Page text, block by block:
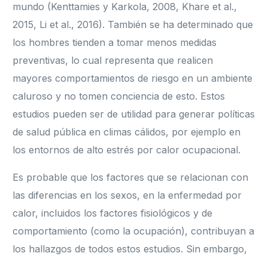
mundo (Kenttamies y Karkola, 2008, Khare et al.,
2015, Li et al., 2016). También se ha determinado que
los hombres tienden a tomar menos medidas
preventivas, lo cual representa que realicen
mayores comportamientos de riesgo en un ambiente
caluroso y no tomen conciencia de esto. Estos
estudios pueden ser de utilidad para generar políticas
de salud pública en climas cálidos, por ejemplo en
los entornos de alto estrés por calor ocupacional.
Es probable que los factores que se relacionan con
las diferencias en los sexos, en la enfermedad por
calor, incluidos los factores fisiológicos y de
comportamiento (como la ocupación), contribuyan a
los hallazgos de todos estos estudios. Sin embargo,